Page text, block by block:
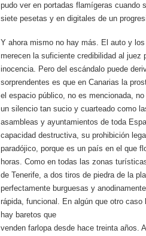
pudo ver en portadas flamígeras cuando
siete pesetas y en digitales de un
Y ahora mismo no hay más. El auto y
merecen la suficiente credibilidad al juez
inocencia. Pero del escándalo puede
sorprendentes es que en Canarias la
el espacio público, no es mencionada,
un silencio tan sucio y cuarteado como
asambleas y ayuntamientos de toda
capacidad destructiva, su prohibición
paradójico, porque es un país en el que
horas. Como en todas las zonas
de Tenerife, a dos tiros de piedra de la
perfectamente burguesas y
rápida, funcional. En algún que otro
hay baretos que
venden farlopa desde hace treinta años.